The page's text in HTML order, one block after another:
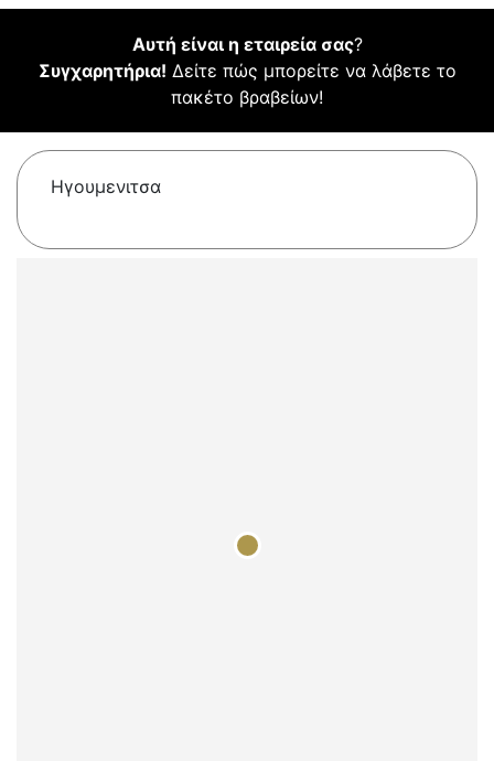
Αυτή είναι η εταιρεία σας?
Συγχαρητήρια! Δείτε πώς μπορείτε να λάβετε το
πακέτο βραβείων!
Ηγουμενιτσα